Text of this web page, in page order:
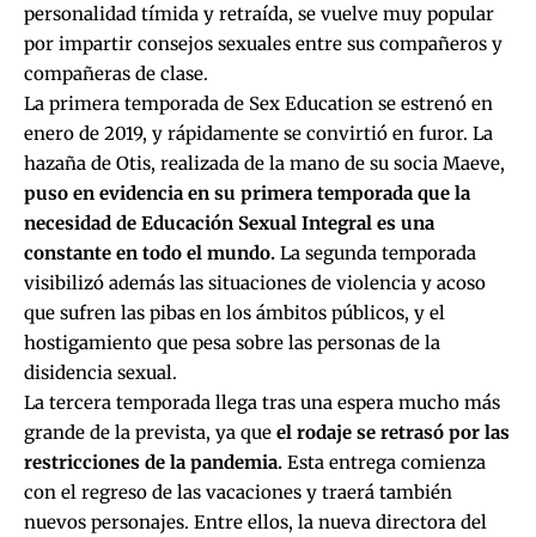
personalidad tímida y retraída, se vuelve muy popular
por impartir consejos sexuales entre sus compañeros y
compañeras de clase.
La primera temporada de Sex Education se estrenó en
enero de 2019, y rápidamente se convirtió en furor. La
hazaña de Otis, realizada de la mano de su socia Maeve,
puso en evidencia en su primera temporada que la
necesidad de Educación Sexual Integral es una
constante en todo el mundo. La segunda temporada
visibilizó además las situaciones de violencia y acoso
que sufren las pibas en los ámbitos públicos, y el
hostigamiento que pesa sobre las personas de la
disidencia sexual.
La tercera temporada llega tras una espera mucho más
grande de la prevista, ya que el rodaje se retrasó por las
restricciones de la pandemia. Esta entrega comienza
con el regreso de las vacaciones y traerá también
nuevos personajes. Entre ellos, la nueva directora del